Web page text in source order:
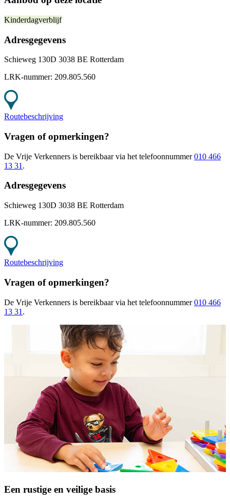
Kinderdagverblijf
Adresgegevens
Schieweg 130D 3038 BE Rotterdam
LRK-nummer: 209.805.560
Routebeschrijving
Vragen of opmerkingen?
De Vrije Verkenners is bereikbaar via het telefoonnummer 010 466
13 31 .
Adresgegevens
Schieweg 130D 3038 BE Rotterdam
LRK-nummer: 209.805.560
Routebeschrijving
Vragen of opmerkingen?
De Vrije Verkenners is bereikbaar via het telefoonnummer 010 466
13 31 .
Een rustige en veilige basis